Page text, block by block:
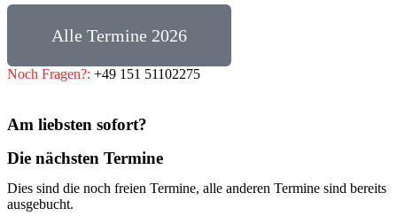
Alle Termine 2026
Noch Fragen?: +49 151 51102275
Am liebsten sofort?
Die nächsten Termine
Dies sind die noch freien Termine, alle anderen Termine sind bereits
ausgebucht.